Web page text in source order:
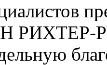
РИХТЕР-